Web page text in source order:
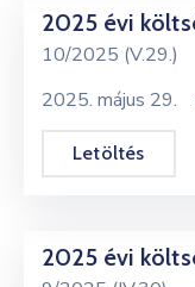
2025 évi
10/2025 (V.29.)
2025. május 29.
Letöltés
2025 évi